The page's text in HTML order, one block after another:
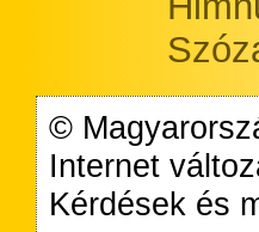
©
Internet
Kérdések és